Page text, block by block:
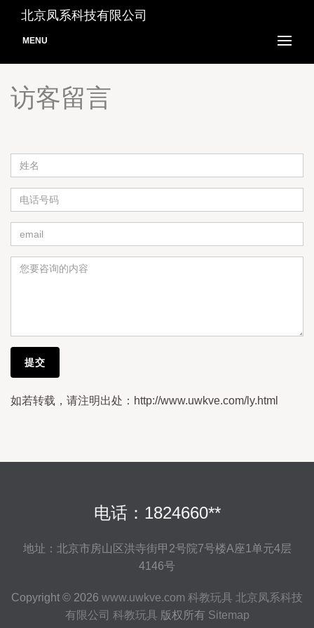
北京凤系科技有限公司
MENU
访客留言
如若转载，请注明出处：http://www.uwkve.com/ly.html
电话：1824660**
地址：北京市房山区洪寺街甲2号院7号楼A座1单元4层
4146号
Copyright © 2026 www.uwkve.com 科教玩具 北京凤系科技
有限公司 科教玩具 版权所有 Sitemap